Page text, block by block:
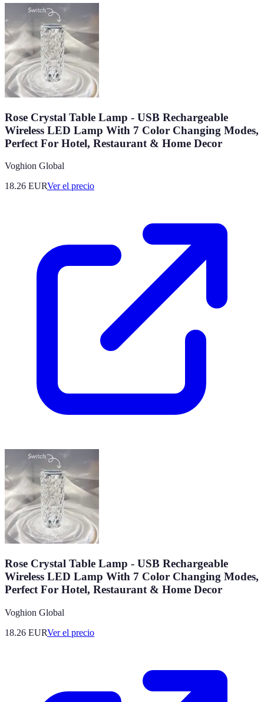
Rose Crystal Table Lamp - USB Rechargeable
Wireless LED Lamp With 7 Color Changing Modes,
Perfect For Hotel, Restaurant & Home Decor
Voghion Global
18.26 EURVer el precio
Rose Crystal Table Lamp - USB Rechargeable
Wireless LED Lamp With 7 Color Changing Modes,
Perfect For Hotel, Restaurant & Home Decor
Voghion Global
18.26 EURVer el precio